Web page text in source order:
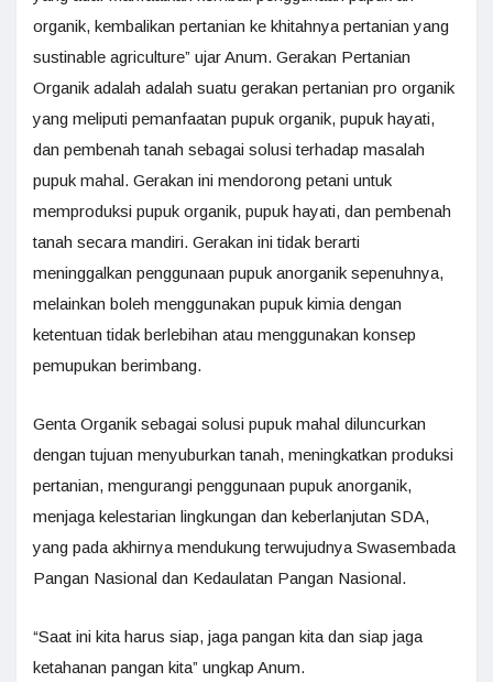
organik, kembalikan pertanian ke khitahnya pertanian yang
sustinable agriculture” ujar Anum. Gerakan Pertanian
Organik adalah adalah suatu gerakan pertanian pro organik
yang meliputi pemanfaatan pupuk organik, pupuk hayati,
dan pembenah tanah sebagai solusi terhadap masalah
pupuk mahal. Gerakan ini mendorong petani untuk
memproduksi pupuk organik, pupuk hayati, dan pembenah
tanah secara mandiri. Gerakan ini tidak berarti
meninggalkan penggunaan pupuk anorganik sepenuhnya,
melainkan boleh menggunakan pupuk kimia dengan
ketentuan tidak berlebihan atau menggunakan konsep
pemupukan berimbang.
Genta Organik sebagai solusi pupuk mahal diluncurkan
dengan tujuan menyuburkan tanah, meningkatkan produksi
pertanian, mengurangi penggunaan pupuk anorganik,
menjaga kelestarian lingkungan dan keberlanjutan SDA,
yang pada akhirnya mendukung terwujudnya Swasembada
Pangan Nasional dan Kedaulatan Pangan Nasional.
“Saat ini kita harus siap, jaga pangan kita dan siap jaga
ketahanan pangan kita” ungkap Anum.